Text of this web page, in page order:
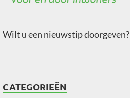
Wilt u een nieuwstip doorgeven?
CATEGORIEËN